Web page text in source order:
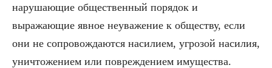
нарушающие общественный порядок и
выражающие явное неуважение к обществу, если
они не сопровождаются насилием, угрозой насилия,
уничтожением или повреждением имущества.